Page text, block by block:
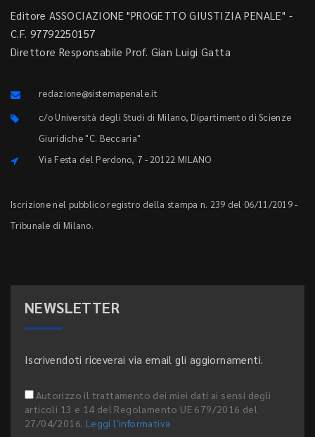
Editore ASSOCIAZIONE "PROGETTO GIUSTIZIA PENALE" -
C.F. 97792250157
Direttore Responsabile Prof. Gian Luigi Gatta
redazione@sistemapenale.it
c/o Università degli Studi di Milano, Dipartimento di Scienze
Giuridiche "C. Beccaria"
Via Festa del Perdono, 7 - 20122 MILANO
Iscrizione nel pubblico registro della stampa n. 239 del 06/11/2019 -
Tribunale di Milano.
NEWSLETTER
Iscrivendoti riceverai via email gli aggiornamenti.
Autorizzo il trattamento dei miei dati ai sensi degli
articoli 13 e 14 del Regolamento UE 679/2016 del
27/04/2016. Leggi l'informativa